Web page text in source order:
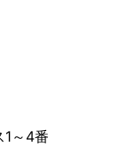
～4番